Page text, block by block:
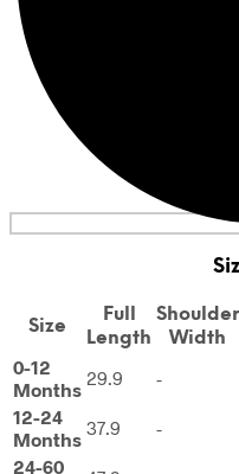
Size
Full
Length
Shoulder
Width
0-12
Months
29.9 -
12-24
Months
37.9 -
24-60